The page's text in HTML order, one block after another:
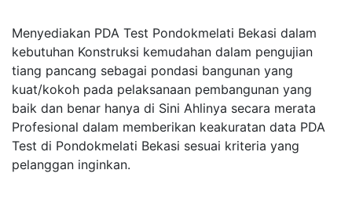
Menyediakan PDA Test Pondokmelati Bekasi dalam
kebutuhan Konstruksi kemudahan dalam pengujian
tiang pancang sebagai pondasi bangunan yang
kuat/kokoh pada pelaksanaan pembangunan yang
baik dan benar hanya di Sini Ahlinya secara merata
Profesional dalam memberikan keakuratan data PDA
Test di Pondokmelati Bekasi sesuai kriteria yang
pelanggan inginkan.